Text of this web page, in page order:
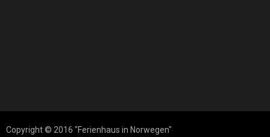
Copyright © 2016 "Ferienhaus in Norwegen"